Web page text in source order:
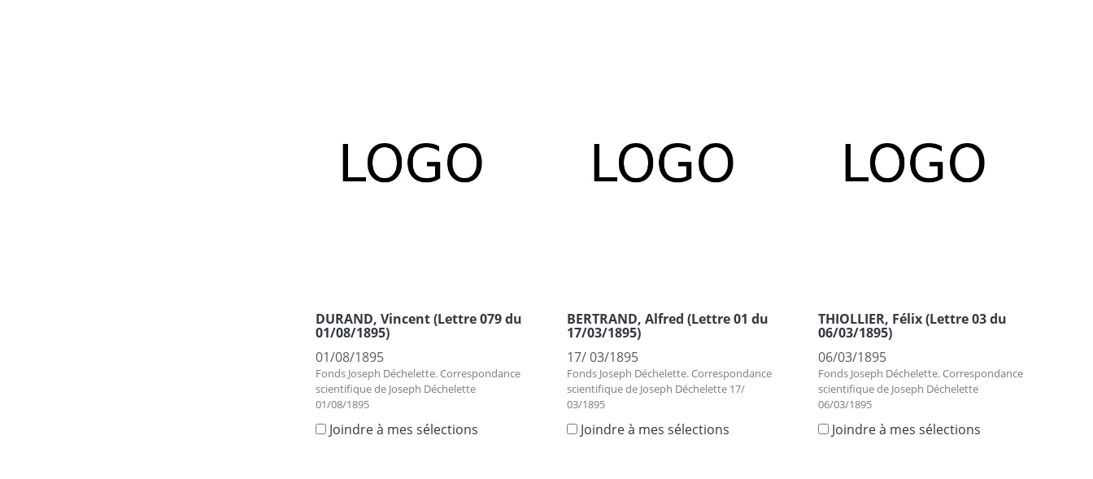
DURAND, Vincent (Lettre 079 du
01/08/1895)
01/08/1895
Fonds Joseph Déchelette. Correspondance
scientifique de Joseph Déchelette
01/08/1895
Joindre à mes sélections
BERTRAND, Alfred (Lettre 01 du
17/03/1895)
17/ 03/1895
Fonds Joseph Déchelette. Correspondance
scientifique de Joseph Déchelette 17/
03/1895
Joindre à mes sélections
THIOLLIER, Félix (Lettre 03 du
06/03/1895)
06/03/1895
Fonds Joseph Déchelette. Correspondance
scientifique de Joseph Déchelette
06/03/1895
Joindre à mes sélections